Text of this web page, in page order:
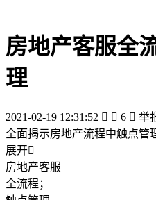
房地产客服全
理
2021-02-19 12:31:52   6  举
全面揭示房地产流程中触点管
展开
房地产客服
全流程；